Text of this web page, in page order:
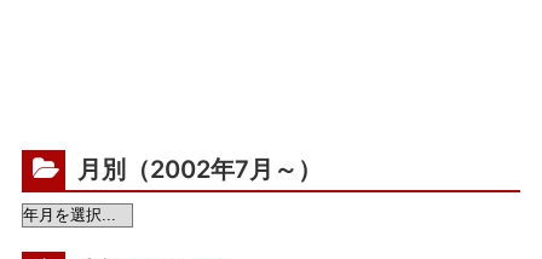
月別（2002年7月～）